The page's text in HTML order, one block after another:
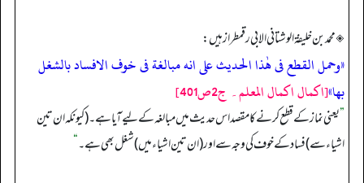
◈ محمد بن خلیفۃ الوشتانی الابی رقمطراز ہیں:
«وحمل القطع فى هٰذا الحديث على انه مبالغة فى خوف الافساد بالشغل
بها»[اكمال اكمال المعلم۔ ج2ص401]
”یعنی نماز کے قطع کرنے کا مقصد اس حدیث میں مبالغہ کے لیے آیا ہے۔ (کیونکہ ان تین
اشیاء سے) فساد کے خوف کی وجہ سے اور (ان تین اشیاء میں) شغل بھی ہے۔“